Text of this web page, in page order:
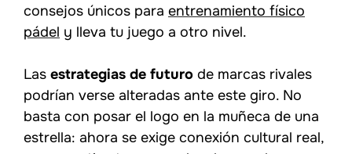
consejos únicos para entrenamiento físico
pádel y lleva tu juego a otro nivel.
Las estrategias de futuro de marcas rivales
podrían verse alteradas ante este giro. No
basta con posar el logo en la muñeca de una
estrella: ahora se exige conexión cultural real,